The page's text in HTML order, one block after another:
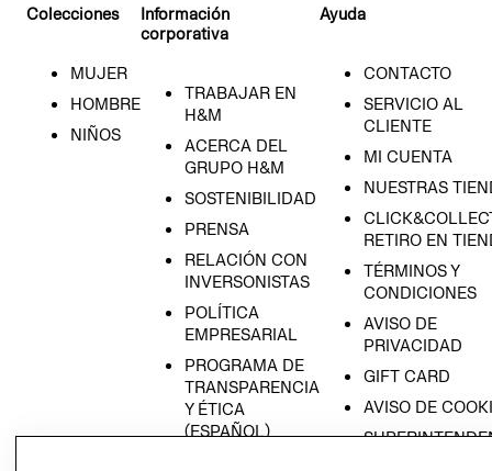
Colecciones
MUJER
HOMBRE
NIÑOS
Información
corporativa
TRABAJAR EN
H&M
ACERCA DEL
GRUPO H&M
SOSTENIBILIDAD
PRENSA
RELACIÓN CON
INVERSONISTAS
POLÍTICA
EMPRESARIAL
PROGRAMA DE
TRANSPARENCIA
Y ÉTICA
(ESPAÑOL)
Ayuda
CONTACTO
SERVICIO AL
CLIENTE
MI CUENTA
NUESTRAS
RETIRO EN
TÉRMINOS Y
CONDICIONES
AVISO DE
PRIVACIDAD
GIFT CARD
AVISO DE